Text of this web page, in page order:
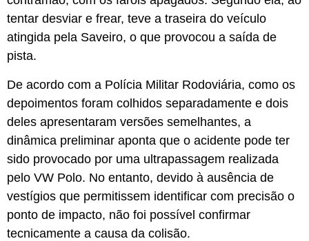
tentar desviar e frear, teve a traseira do veículo
atingida pela Saveiro, o que provocou a saída de
pista.
De acordo com a Polícia Militar Rodoviária, como os
depoimentos foram colhidos separadamente e dois
deles apresentaram versões semelhantes, a
dinâmica preliminar aponta que o acidente pode ter
sido provocado por uma ultrapassagem realizada
pelo VW Polo. No entanto, devido à ausência de
vestígios que permitissem identificar com precisão o
ponto de impacto, não foi possível confirmar
tecnicamente a causa da colisão.